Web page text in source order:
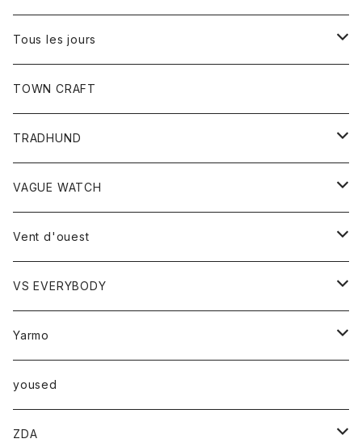
コート
Tシャツ
Tous les jours
トップス
レディース
カットソー
TOWN CRAFT
TRADHUND
セーター
ベスト
VAGUE WATCH
時計
Vent d'ouest
ボトム
スカート
トップス
ベスト
VS EVERYBODY
トップス
Ｔシャツ
Yarmo
アウター
コート
小物
yoused
ZDA